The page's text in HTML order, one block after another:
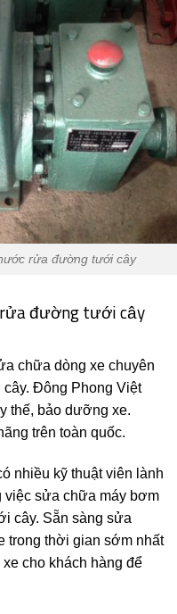
rửa đường tưới cây
rửa đường tưới cây
chữa dòng xe chuyên
Đông Phong Việt
thế, bảo dưỡng xe.
trên toàn quốc.
nhiều kỹ thuật viên lành
việc sửa chữa máy bơm
cây. Sẵn sàng sửa
trong thời gian sớm nhất
cho khách hàng để